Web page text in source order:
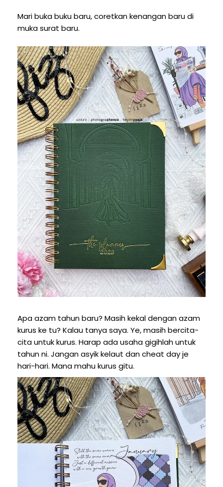
Mari buka buku baru, coretkan kenangan baru di
muka surat baru.
Apa azam tahun baru? Masih kekal dengan azam
kurus ke tu? Kalau tanya saya. Ye, masih bercita-
cita untuk kurus. Harap ada usaha gigihlah untuk
tahun ni. Jangan asyik kelaut dan cheat day je
hari-hari. Mana mahu kurus gitu.